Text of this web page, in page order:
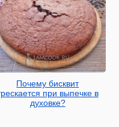
Почему бисквит
при выпечке в
духовке?